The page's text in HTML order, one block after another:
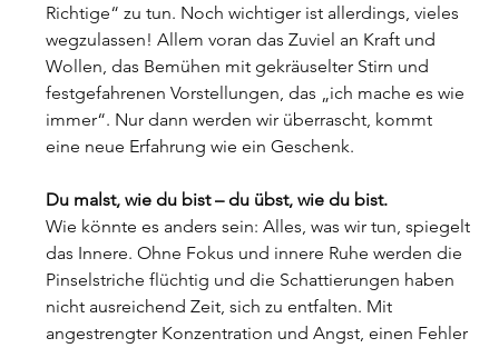
Richtige“ zu tun. Noch wichtiger ist allerdings, vieles
wegzulassen! Allem voran das Zuviel an Kraft und
Wollen, das Bemühen mit gekräuselter Stirn und
festgefahrenen Vorstellungen, das „ich mache es wie
immer“. Nur dann werden wir überrascht, kommt
eine neue Erfahrung wie ein Geschenk.
Du malst, wie du bist – du übst, wie du bist.
Wie könnte es anders sein: Alles, was wir tun, spiegelt
das Innere. Ohne Fokus und innere Ruhe werden die
Pinselstriche flüchtig und die Schattierungen haben
nicht ausreichend Zeit, sich zu entfalten. Mit
angestrengter Konzentration und Angst, einen Fehler